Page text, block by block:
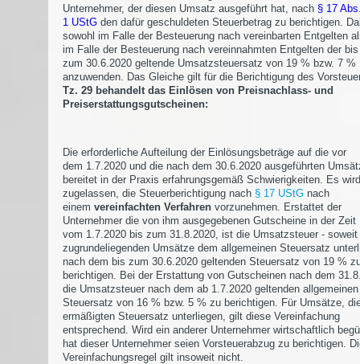
Unternehmer, der diesen Umsatz ausgeführt hat, nach § 17
1 UStG den dafür geschuldeten Steuerbetrag zu berichtigen.
sowohl im Falle der Besteuerung nach vereinbarten Entgelten
im Falle der Besteuerung nach vereinnahmten Entgelten der bis
zum 30.6.2020 geltende Umsatzsteuersatz von 19 % bzw. 7 %
anzuwenden. Das Gleiche gilt für die Berichtigung des
Tz. 29 behandelt das Einlösen von Preisnachlass- und
Preiserstattungsgutscheinen:
Die erforderliche Aufteilung der Einlösungsbeträge auf die vor
dem 1.7.2020 und die nach dem 30.6.2020 ausgeführten
bereitet in der Praxis erfahrungsgemäß Schwierigkeiten. Es wird
zugelassen, die Steuerberichtigung nach § 17 UStG nach
einem vereinfachten Verfahren vorzunehmen. Erstattet der
Unternehmer die von ihm ausgegebenen Gutscheine in der Zeit
vom 1.7.2020 bis zum 31.8.2020, ist die Umsatzsteuer - soweit
zugrundeliegenden Umsätze dem allgemeinen Steuersatz
nach dem bis zum 30.6.2020 geltenden Steuersatz von 19 %
berichtigen. Bei der Erstattung von Gutscheinen nach dem
die Umsatzsteuer nach dem ab 1.7.2020 geltenden allgemeinen
Steuersatz von 16 % bzw. 5 % zu berichtigen. Für Umsätze,
ermäßigten Steuersatz unterliegen, gilt diese Vereinfachung
entsprechend. Wird ein anderer Unternehmer wirtschaftlich
hat dieser Unternehmer seien Vorsteuerabzug zu berichtigen.
Vereinfachungsregel gilt insoweit nicht.